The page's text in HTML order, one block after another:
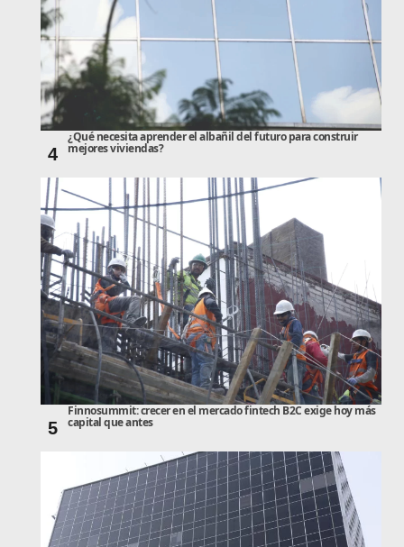
4
¿Qué necesita aprender el albañil del futuro para construir
mejores viviendas?
5
Finnosummit: crecer en el mercado fintech B2C exige hoy más
capital que antes